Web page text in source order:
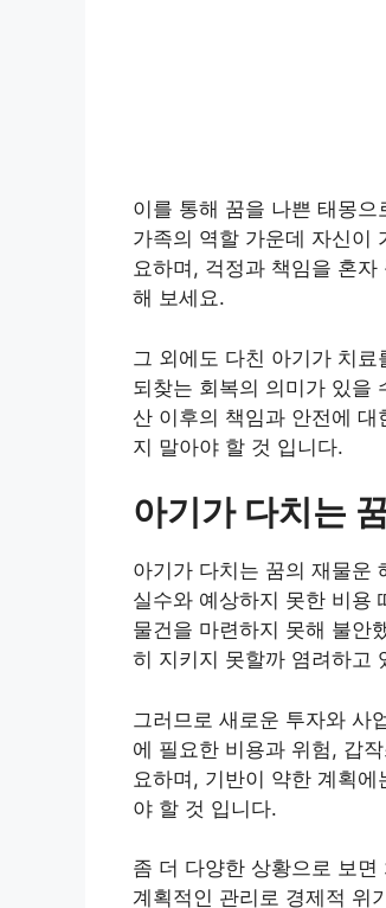
이를 통해 꿈을 나쁜 태몽
가족의 역할 가운데 자신이
요하며, 걱정과 책임을 혼
해 보세요.
그 외에도 다친 아기가 치
되찾는 회복의 의미가 있을
산 이후의 책임과 안전에
지 말아야 할 것 입니다.
아기가 다치는
아기가 다치는 꿈의 재물운
실수와 예상하지 못한 비용
물건을 마련하지 못해 불안
히 지키지 못할까 염려하고
그러므로 새로운 투자와 사
에 필요한 비용과 위험, 갑
요하며, 기반이 약한 계획
야 할 것 입니다.
좀 더 다양한 상황으로 보
계획적인 관리로 경제적 위